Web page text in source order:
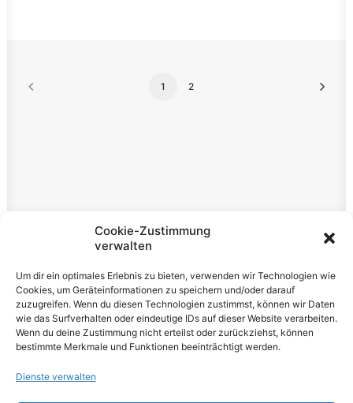
Cookie-Zustimmung
verwalten
Um dir ein optimales Erlebnis zu bieten, verwenden wir Technologien wie
Cookies, um Geräteinformationen zu speichern und/oder darauf
zuzugreifen. Wenn du diesen Technologien zustimmst, können wir Daten
wie das Surfverhalten oder eindeutige IDs auf dieser Website verarbeiten.
Wenn du deine Zustimmung nicht erteilst oder zurückziehst, können
bestimmte Merkmale und Funktionen beeinträchtigt werden.
Dienste verwalten
1 2
Rechtliches
Datenschutzerklärung
Cookie-Richtlinie (EU)